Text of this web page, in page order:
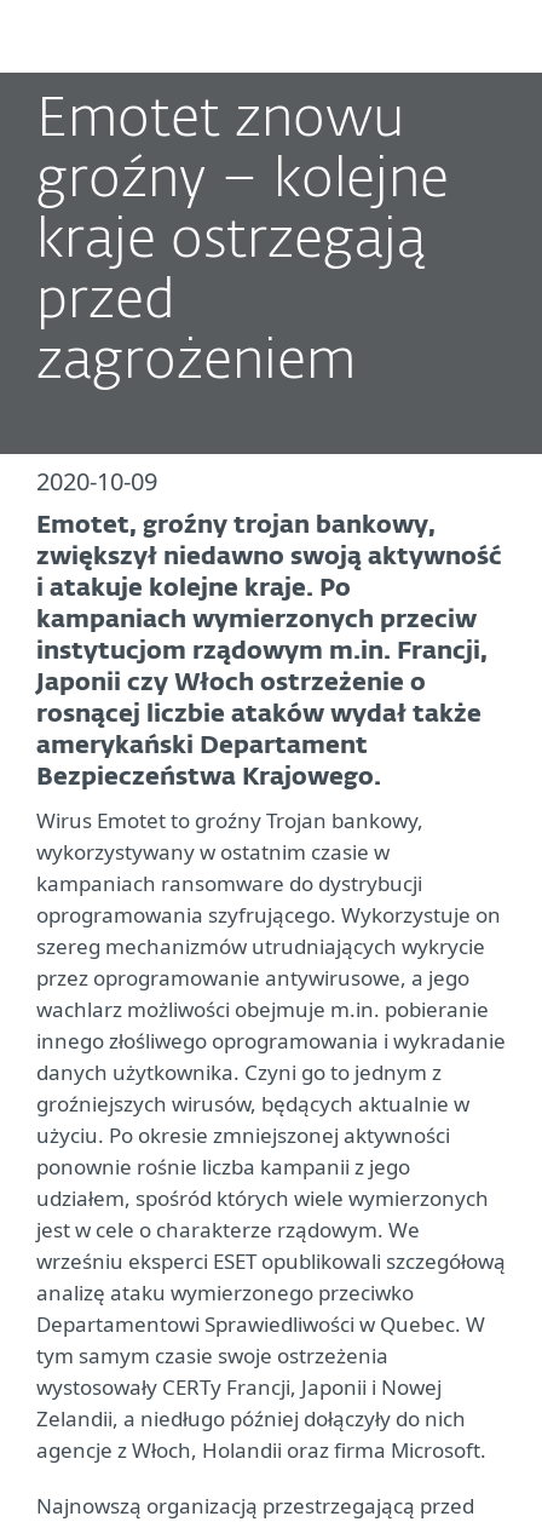
Emotet znowu
groźny – kolejne
kraje ostrzegają
przed
zagrożeniem
2020-10-09
Emotet, groźny trojan bankowy,
zwiększył niedawno swoją aktywność
i atakuje kolejne kraje. Po
kampaniach wymierzonych przeciw
instytucjom rządowym m.in. Francji,
Japonii czy Włoch ostrzeżenie o
rosnącej liczbie ataków wydał także
amerykański Departament
Bezpieczeństwa Krajowego.
Wirus Emotet to groźny Trojan bankowy,
wykorzystywany w ostatnim czasie w
kampaniach ransomware do dystrybucji
oprogramowania szyfrującego. Wykorzystuje on
szereg mechanizmów utrudniających wykrycie
przez oprogramowanie antywirusowe, a jego
wachlarz możliwości obejmuje m.in. pobieranie
innego złośliwego oprogramowania i wykradanie
danych użytkownika. Czyni go to jednym z
groźniejszych wirusów, będących aktualnie w
użyciu. Po okresie zmniejszonej aktywności
ponownie rośnie liczba kampanii z jego
udziałem, spośród których wiele wymierzonych
jest w cele o charakterze rządowym. We
wrześniu eksperci ESET opublikowali szczegółową
analizę ataku wymierzonego przeciwko
Departamentowi Sprawiedliwości w Quebec. W
tym samym czasie swoje ostrzeżenia
wystosowały CERTy Francji, Japonii i Nowej
Zelandii, a niedługo później dołączyły do nich
agencje z Włoch, Holandii oraz firma Microsoft.
Najnowszą organizacją przestrzegającą przed